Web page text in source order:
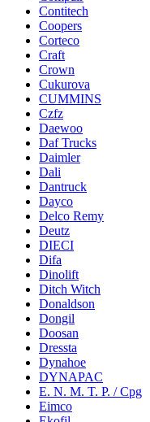
Contitech
Coopers
Corteco
Craft
Crown
Cukurova
CUMMINS
Czfz
Daewoo
Daf Trucks
Daimler
Dali
Dantruck
Dayco
Delco Remy
Deutz
DIECI
Difa
Dinolift
Ditch Witch
Donaldson
Dongil
Doosan
Dressta
Dynahoe
DYNAPAC
E. N. M. T. P. / Cpg
Eimco